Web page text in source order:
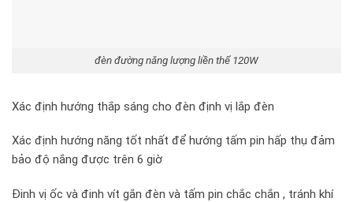
đèn đường năng lượng liền thể 120W
Xác định hướng thắp sáng cho đèn định vị lắp đèn
Xác định hướng năng tốt nhất để hướng tấm pin hấp thụ đảm
bảo độ nắng được trên 6 giờ
Đinh vị ốc và đinh vít gắn đèn và tấm pin chắc chắn , tránh khí